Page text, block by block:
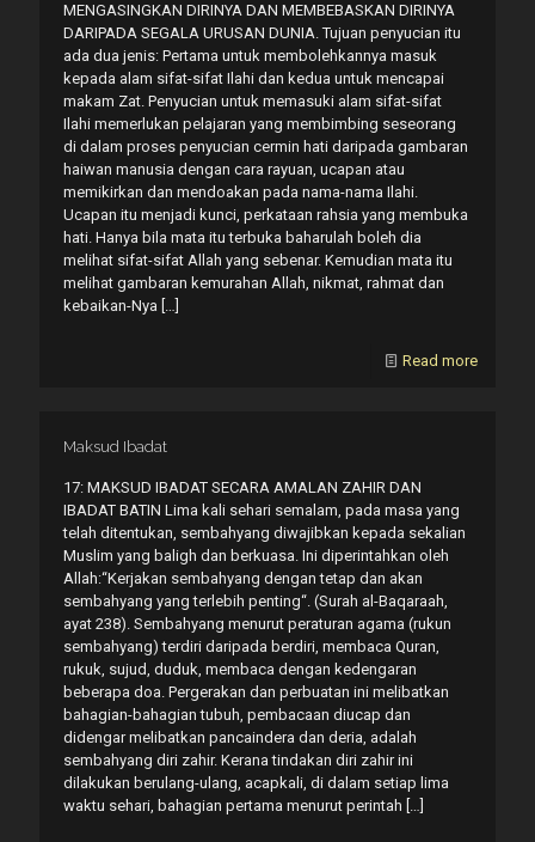
MENGASINGKAN DIRINYA DAN MEMBEBASKAN DIRINYA
DARIPADA SEGALA URUSAN DUNIA. Tujuan penyucian itu
ada dua jenis: Pertama untuk membolehkannya masuk
kepada alam sifat-sifat Ilahi dan kedua untuk mencapai
makam Zat. Penyucian untuk memasuki alam sifat-sifat
Ilahi memerlukan pelajaran yang membimbing seseorang
di dalam proses penyucian cermin hati daripada gambaran
haiwan manusia dengan cara rayuan, ucapan atau
memikirkan dan mendoakan pada nama-nama Ilahi.
Ucapan itu menjadi kunci, perkataan rahsia yang membuka
hati. Hanya bila mata itu terbuka baharulah boleh dia
melihat sifat-sifat Allah yang sebenar. Kemudian mata itu
melihat gambaran kemurahan Allah, nikmat, rahmat dan
kebaikan-Nya […]
Read more
Maksud Ibadat
17: MAKSUD IBADAT SECARA AMALAN ZAHIR DAN
IBADAT BATIN Lima kali sehari semalam, pada masa yang
telah ditentukan, sembahyang diwajibkan kepada sekalian
Muslim yang baligh dan berkuasa. Ini diperintahkan oleh
Allah:“Kerjakan sembahyang dengan tetap dan akan
sembahyang yang terlebih penting“. (Surah al-Baqaraah,
ayat 238). Sembahyang menurut peraturan agama (rukun
sembahyang) terdiri daripada berdiri, membaca Quran,
rukuk, sujud, duduk, membaca dengan kedengaran
beberapa doa. Pergerakan dan perbuatan ini melibatkan
bahagian-bahagian tubuh, pembacaan diucap dan
didengar melibatkan pancaindera dan deria, adalah
sembahyang diri zahir. Kerana tindakan diri zahir ini
dilakukan berulang-ulang, acapkali, di dalam setiap lima
waktu sehari, bahagian pertama menurut perintah […]